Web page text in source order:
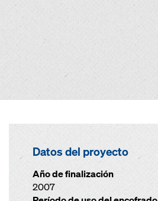
Datos del proyecto
Año de finalización
2007